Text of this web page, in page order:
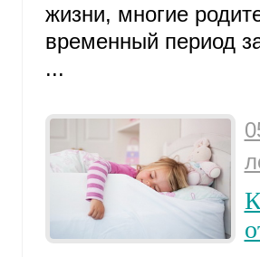
жизни, многие
временный период
...